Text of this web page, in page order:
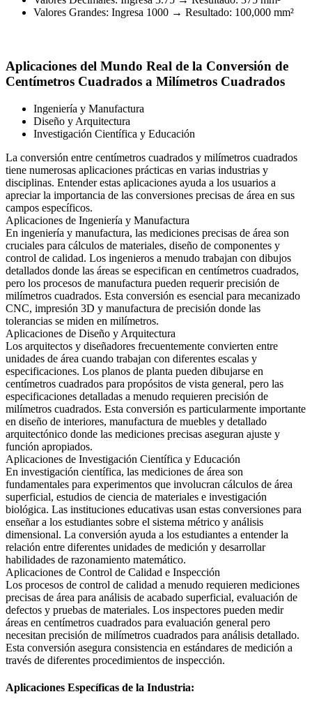
Valores Grandes: Ingresa 1000 → Resultado: 100,000 mm²
Aplicaciones del Mundo Real de la Conversión de
Centímetros Cuadrados a Milímetros Cuadrados
Ingeniería y Manufactura
Diseño y Arquitectura
Investigación Científica y Educación
La conversión entre centímetros cuadrados y milímetros cuadrados
tiene numerosas aplicaciones prácticas en varias industrias y
disciplinas. Entender estas aplicaciones ayuda a los usuarios a
apreciar la importancia de las conversiones precisas de área en sus
campos específicos.
Aplicaciones de Ingeniería y Manufactura
En ingeniería y manufactura, las mediciones precisas de área son
cruciales para cálculos de materiales, diseño de componentes y
control de calidad. Los ingenieros a menudo trabajan con dibujos
detallados donde las áreas se especifican en centímetros cuadrados,
pero los procesos de manufactura pueden requerir precisión de
milímetros cuadrados. Esta conversión es esencial para mecanizado
CNC, impresión 3D y manufactura de precisión donde las
tolerancias se miden en milímetros.
Aplicaciones de Diseño y Arquitectura
Los arquitectos y diseñadores frecuentemente convierten entre
unidades de área cuando trabajan con diferentes escalas y
especificaciones. Los planos de planta pueden dibujarse en
centímetros cuadrados para propósitos de vista general, pero las
especificaciones detalladas a menudo requieren precisión de
milímetros cuadrados. Esta conversión es particularmente importante
en diseño de interiores, manufactura de muebles y detallado
arquitectónico donde las mediciones precisas aseguran ajuste y
función apropiados.
Aplicaciones de Investigación Científica y Educación
En investigación científica, las mediciones de área son
fundamentales para experimentos que involucran cálculos de área
superficial, estudios de ciencia de materiales e investigación
biológica. Las instituciones educativas usan estas conversiones para
enseñar a los estudiantes sobre el sistema métrico y análisis
dimensional. La conversión ayuda a los estudiantes a entender la
relación entre diferentes unidades de medición y desarrollar
habilidades de razonamiento matemático.
Aplicaciones de Control de Calidad e Inspección
Los procesos de control de calidad a menudo requieren mediciones
precisas de área para análisis de acabado superficial, evaluación de
defectos y pruebas de materiales. Los inspectores pueden medir
áreas en centímetros cuadrados para evaluación general pero
necesitan precisión de milímetros cuadrados para análisis detallado.
Esta conversión asegura consistencia en estándares de medición a
través de diferentes procedimientos de inspección.
Aplicaciones Específicas de la Industria: